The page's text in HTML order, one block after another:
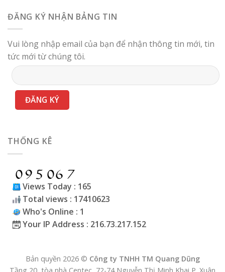
ĐĂNG KÝ NHẬN BẢNG TIN
Vui lòng nhập email của bạn để nhận thông tin mới, tin
tức mới từ chúng tôi.
THỐNG KÊ
Views Today : 165
Total views : 17410623
Who's Online : 1
Your IP Address : 216.73.217.152
Bản quyền 2026 © Công ty TNHH TM Quang Dũng